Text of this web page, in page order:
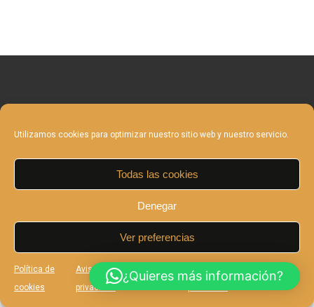
Utilizamos cookies para optimizar nuestro sitio web y nuestro servicio.
Todas las cookies
Denegar
Ver preferencias
Política de
cookies
Aviso legal y Política de
privacidad
Aviso legal y Política de
Copyright 2025 EIAMM | Todos los derechos reservados |
Aviso legal y Política de privacidad
¿Quieres más información?